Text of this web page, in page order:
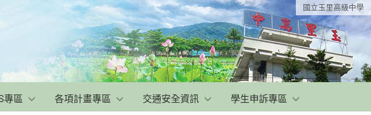
國立玉里高級中學
專區 各項計畫專區 交通安全資訊 學生申訴專區